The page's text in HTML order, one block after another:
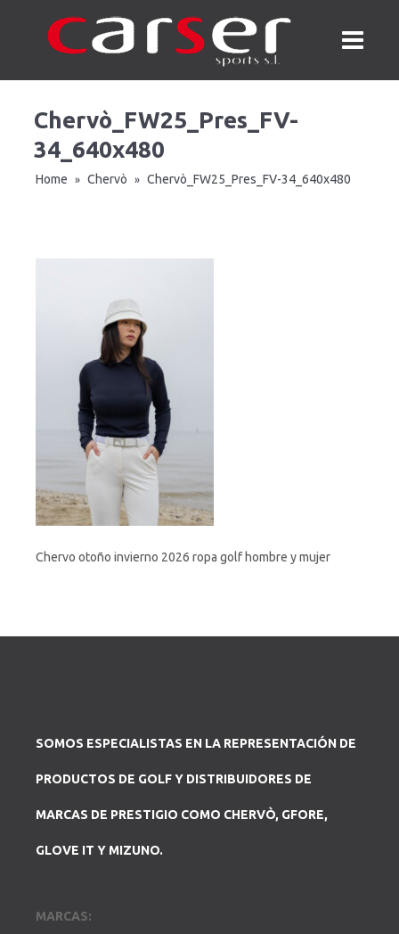
Chervò_FW25_Pres_FV-
34_640x480
Home » Chervò » Chervò_FW25_Pres_FV-34_640x480
Chervo otoño invierno 2026 ropa golf hombre y mujer
SOMOS ESPECIALISTAS EN LA REPRESENTACIÓN DE
PRODUCTOS DE GOLF Y DISTRIBUIDORES DE
MARCAS DE PRESTIGIO COMO CHERVÒ, GFORE,
GLOVE IT Y MIZUNO.
MARCAS: